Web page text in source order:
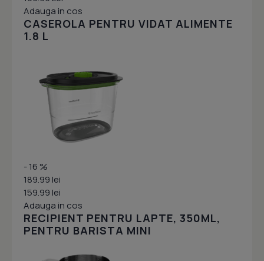
Adauga in cos
CASEROLA PENTRU VIDAT ALIMENTE
1.8 L
- 16 %
189.99 lei
159.99 lei
Adauga in cos
RECIPIENT PENTRU LAPTE, 350ML,
PENTRU BARISTA MINI